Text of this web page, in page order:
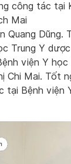
công tác
Mai
Quang Dũng.
Trung Y
viện Y học
Chi Mai. Tốt
tại Bệnh viện